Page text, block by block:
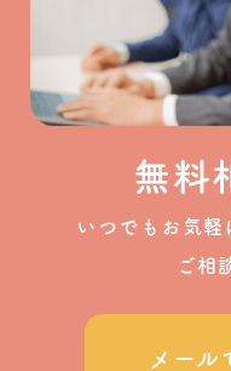
無料
いつでもお気
ご相
メー